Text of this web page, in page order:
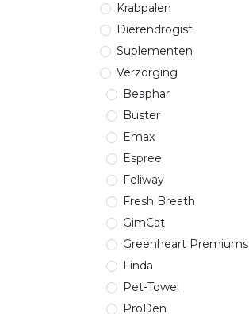
Krabpalen
Dierendrogist
Suplementen
Verzorging
Beaphar
Buster
Emax
Espree
Feliway
Fresh Breath
GimCat
Greenheart Premiums
Linda
Pet-Towel
ProDen